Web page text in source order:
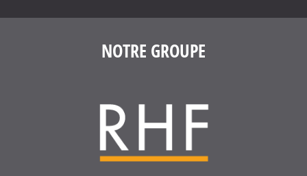
NOTRE GROUPE